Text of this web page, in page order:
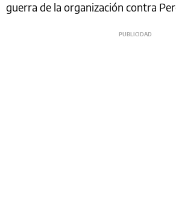
guerra de la organización contra